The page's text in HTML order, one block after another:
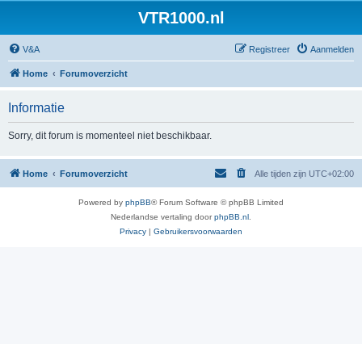
VTR1000.nl
V&A Aanmelden
Registreer
Home Forumoverzicht
Informatie
Sorry, dit forum is momenteel niet beschikbaar.
Home Forumoverzicht Alle tijden zijn UTC+02:00
Powered by phpBB® Forum Software © phpBB Limited
Nederlandse vertaling doorphpBB.nl
Privacy | Gebruikersvoorwaarden